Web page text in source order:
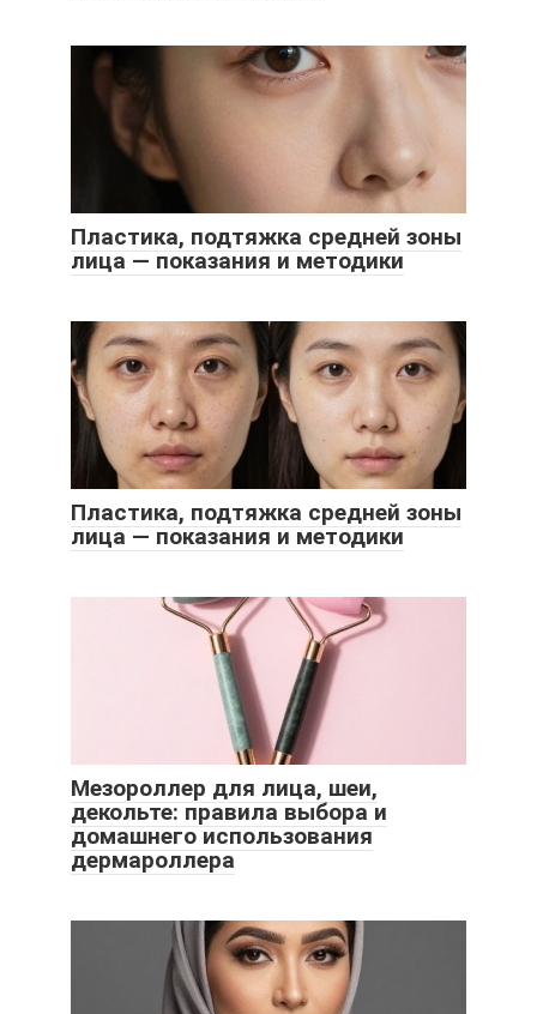
Пластика, подтяжка средней зоны
лица — показания и методики
Пластика, подтяжка средней зоны
лица — показания и методики
Мезороллер для лица, шеи,
декольте: правила выбора и
домашнего использования
дермароллера